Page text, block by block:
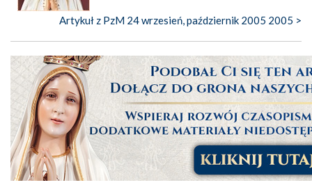
Artykuł z PzM 24 wrzesień, październik 2005 2005 >